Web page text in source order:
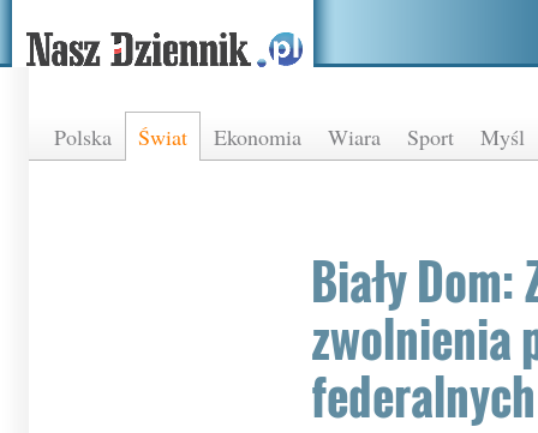
Polska Świat Ekonomia Wiara Sport Myśl
Biały Dom:
zwolnienia
federalnych